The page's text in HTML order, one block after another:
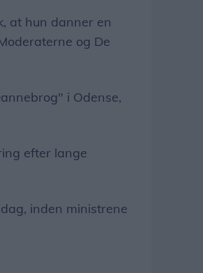
at hun danner en
og De
i Odense,
efter lange
inden ministrene